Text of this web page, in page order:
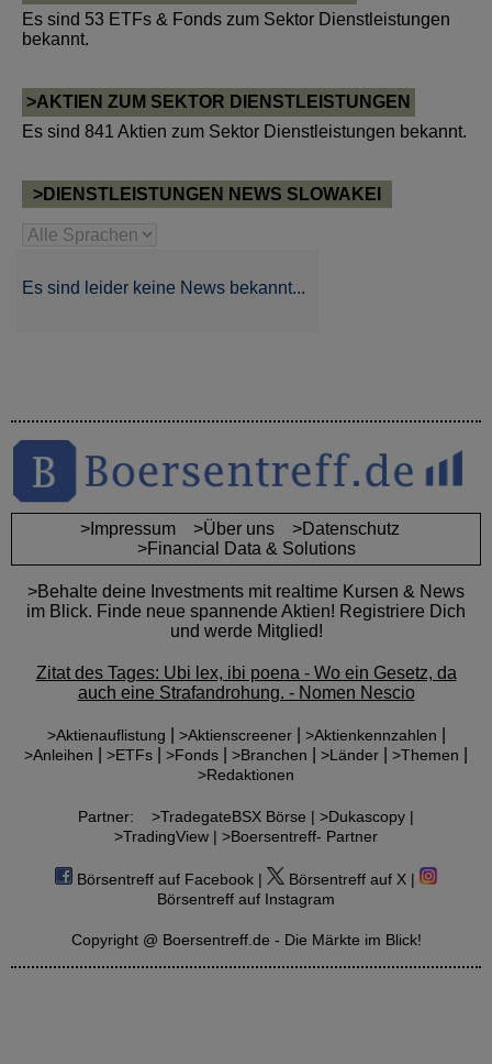
Es sind 53 ETFs & Fonds zum Sektor Dienstleistungen
bekannt.
>AKTIEN ZUM SEKTOR DIENSTLEISTUNGEN
Es sind 841 Aktien zum Sektor Dienstleistungen bekannt.
>DIENSTLEISTUNGEN NEWS SLOWAKEI
Es sind leider keine News bekannt...
>Impressum >Über uns
>Datenschutz
>Financial Data & Solutions
>Behalte deine Investments mit realtime Kursen & News
im Blick. Finde neue spannende Aktien! Registriere Dich
und werde Mitglied!
Zitat des Tages: Ubi lex, ibi poena - Wo ein Gesetz, da
auch eine Strafandrohung. - Nomen Nescio
>Aktienauflistung >Aktienscreener| >Aktienkennzahlen
>Anleihen >ETFs >Fonds >Branchen >Länder >Themen
>Redaktionen
Partner: >TradegateBSX Börse | >Dukascopy |
>TradingView | >Boersentreff- Partner
Börsentreff auf Facebook |
Börsentreff auf X |
Börsentreff auf Instagram
Copyright @ Boersentreff.de - Die Märkte im Blick!